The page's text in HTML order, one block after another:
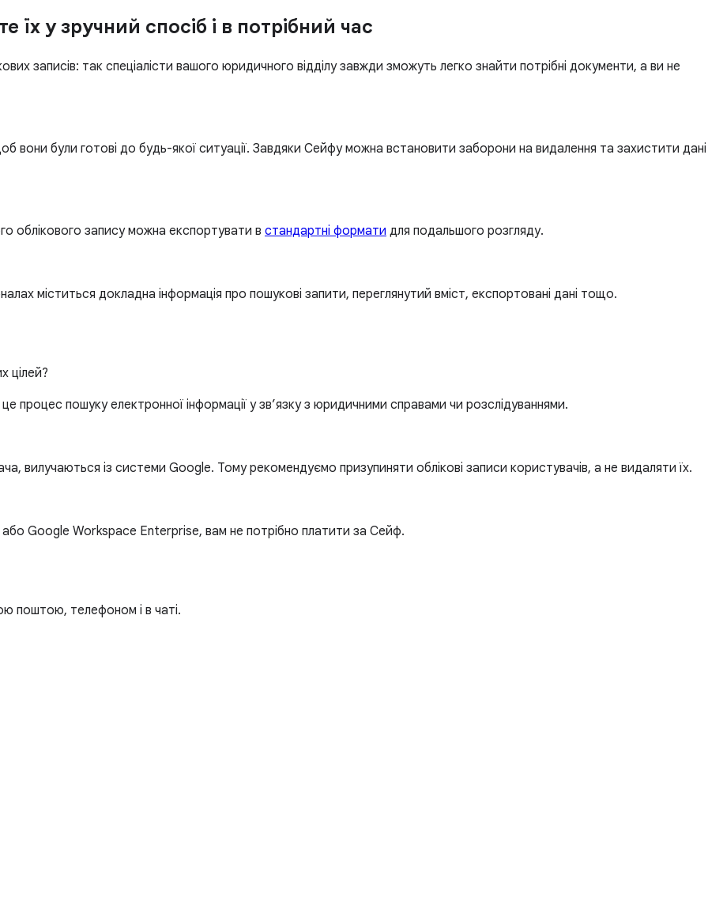
їх у зручний спосіб і в потрібний час
записів: так спеціалісти вашого юридичного відділу завжди зможуть легко знайти потрібні документи, а ви не
вони були готові до будь-якої ситуації. Завдяки Сейфу можна встановити заборони на видалення та захистити дані
облікового запису можна експортувати в стандартні формати для подальшого розгляду.
міститься докладна інформація про пошукові запити, переглянутий вміст, експортовані дані тощо.
цілей?
процес пошуку електронної інформації у зв’язку з юридичними справами чи розслідуваннями.
вилучаються із системи Google. Тому рекомендуємо призупиняти облікові записи користувачів, а не видаляти їх.
Google Workspace Enterprise, вам не потрібно платити за Сейф.
поштою, телефоном і в чаті.